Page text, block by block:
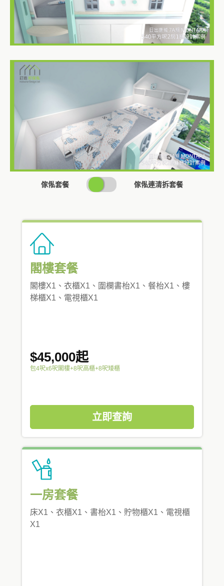
傢俬套餐
SWITCH
PRICING
傢俬連清拆套餐
閣樓套餐
閣樓X1、衣櫃X1、圍欄書枱X1、餐枱X1、樓
梯櫃X1、電視櫃X1
$45,000起
包4呎x6呎閣樓+8呎高櫃+8呎矮櫃
立即查詢
一房套餐
床X1、衣櫃X1、書枱X1、貯物櫃X1、電視櫃
X1